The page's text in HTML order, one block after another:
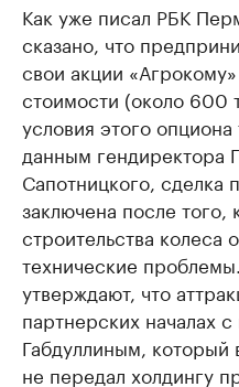
Как уже писал РБК
сказано, что
свои акции
стоимости (около 600
условия этого
данным гендиректора
Сапотницкого, сделка
заключена после того,
строительства колеса
технические
утверждают, что
партнерских началах
Габдуллиным,
не передал холдингу